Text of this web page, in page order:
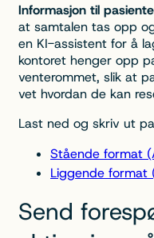
Informasjon til
at samtalen tas opp
en KI-assistent for å
kontoret henger opp
venterommet, slik at
vet hvordan de kan
Last ned og skriv ut
Stående format
Liggende format
Send